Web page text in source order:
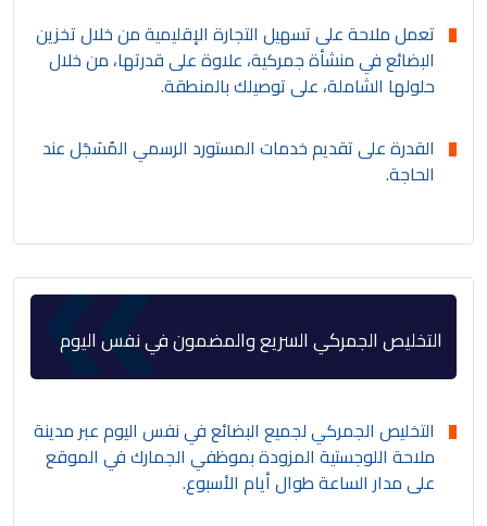
تعمل ملاحة على تسهيل التجارة الإقليمية من خلال تخزين
البضائع في منشأة جمركية، علاوة على قدرتها، من خلال
حلولها الشاملة، على توصيلك بالمنطقة.
القدرة على تقديم خدمات المستورد الرسمي المُسَجَل عند
الحاجة.
التخليص الجمركي السريع والمضمون في نفس اليوم
التخليص الجمركي لجميع البضائع في نفس اليوم عبر مدينة
ملاحة اللوجستية المزودة بموظفي الجمارك في الموقع
على مدار الساعة طوال أيام الأسبوع.